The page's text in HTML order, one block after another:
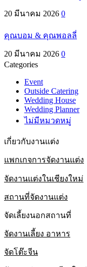
20 มีนาคม 2026 0
คุณบอม & คุณพอลลี่
20 มีนาคม 2026 0
Categories
Event
Outside Catering
Wedding House
Wedding Planner
ไม่มีหมวดหมู่
เกี่ยวกับงานแต่ง
แพกเกจการจัดงานแต่ง
จัดงานแต่งในเชียงใหม่
สถานที่จัดงานแต่ง
จัดเลี้ยงนอกสถานที่
จัดงานเลี้ยง อาหาร
จัดโต๊ะจีน